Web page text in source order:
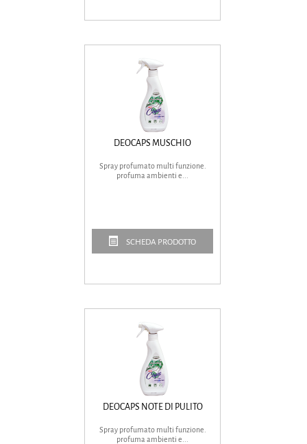
DEOCAPS MUSCHIO
Spray profumato multi funzione.
profuma ambienti e...
SCHEDA PRODOTTO
DEOCAPS NOTE DI PULITO
Spray profumato multi funzione.
profuma ambienti e...